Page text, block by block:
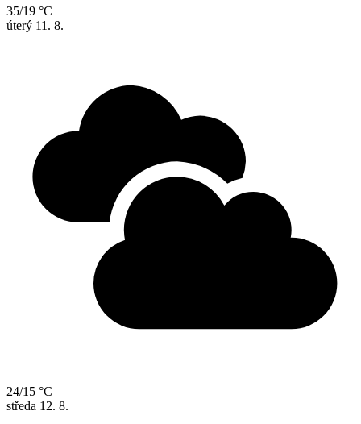
35/19 °C
úterý 11. 8.
24/15 °C
středa 12. 8.